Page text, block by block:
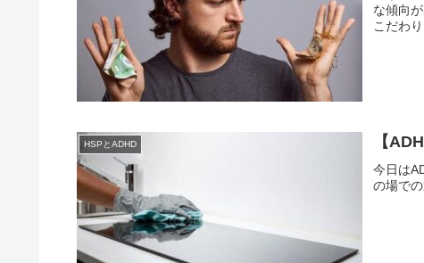
な傾向
こだわ
HSPとADHD 【
今日は
の場で